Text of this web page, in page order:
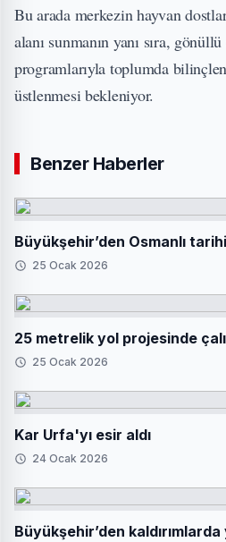
Bu arada merkezin hayvan
alanı sunmanın yanı sıra,
programlarıyla toplumda
üstlenmesi bekleniyor.
Benzer Haberler
Büyükşehir’den Osmanlı
25 Ocak 2026
25 metrelik yol projesinde
25 Ocak 2026
Kar Urfa'yı esir aldı
24 Ocak 2026
Büyükşehir’den